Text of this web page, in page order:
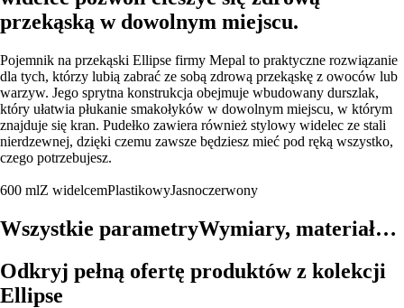
przekąską w dowolnym miejscu.
Pojemnik na przekąski Ellipse firmy Mepal to praktyczne rozwiązanie
dla tych, którzy lubią zabrać ze sobą zdrową przekąskę z owoców lub
warzyw. Jego sprytna konstrukcja obejmuje wbudowany durszlak,
który ułatwia płukanie smakołyków w dowolnym miejscu, w którym
znajduje się kran. Pudełko zawiera również stylowy widelec ze stali
nierdzewnej, dzięki czemu zawsze będziesz mieć pod ręką wszystko,
czego potrzebujesz.
600 mlZ widelcemPlastikowyJasnoczerwony
Wszystkie parametryWymiary, materiał…
Odkryj pełną ofertę produktów z kolekcji
Ellipse